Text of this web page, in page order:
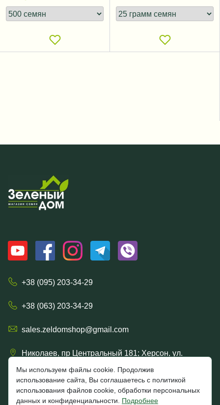
+38 (095) 203-34-29
+38 (063) 203-34-29
sales.zeldomshop@gmail.com
Николаев, пр Центральный 181; Херсон, ул.
Мы используем файлы cookie. Продолжив
использование сайта, Вы соглашаетесь с политикой
использования файлов cookie, обработки персональных
данных и конфиденциальности.
Подробнее